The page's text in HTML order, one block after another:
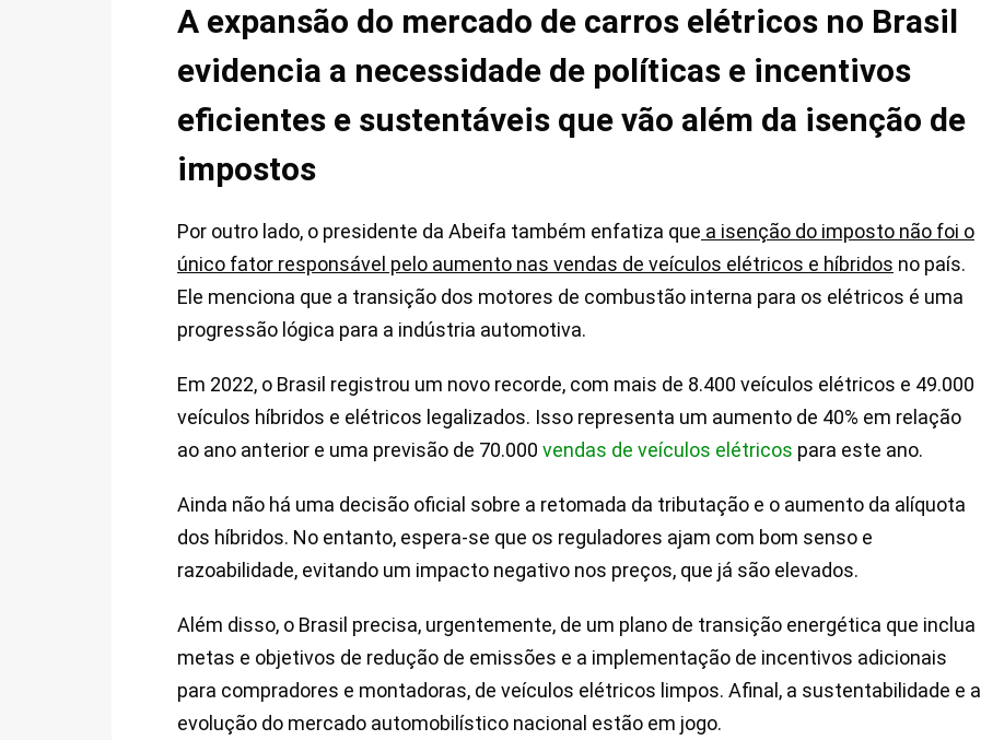
A expansão do mercado de carros elétricos no Brasil
evidencia a necessidade de políticas e incentivos
eficientes e sustentáveis que vão além da isenção de
impostos
Por outro lado, o presidente da Abeifa também enfatiza que a isenção do imposto não foi o
único fator responsável pelo aumento nas vendas de veículos elétricos e híbridos no país.
Ele menciona que a transição dos motores de combustão interna para os elétricos é uma
progressão lógica para a indústria automotiva.
Em 2022, o Brasil registrou um novo recorde, com mais de 8.400 veículos elétricos e 49.000
veículos híbridos e elétricos legalizados. Isso representa um aumento de 40% em relação
ao ano anterior e uma previsão de 70.000 vendas de veículos elétricos para este ano.
Ainda não há uma decisão oficial sobre a retomada da tributação e o aumento da alíquota
dos híbridos. No entanto, espera-se que os reguladores ajam com bom senso e
razoabilidade, evitando um impacto negativo nos preços, que já são elevados.
Além disso, o Brasil precisa, urgentemente, de um plano de transição energética que inclua
metas e objetivos de redução de emissões e a implementação de incentivos adicionais
para compradores e montadoras, de veículos elétricos limpos. Afinal, a sustentabilidade e a
evolução do mercado automobilístico nacional estão em jogo.